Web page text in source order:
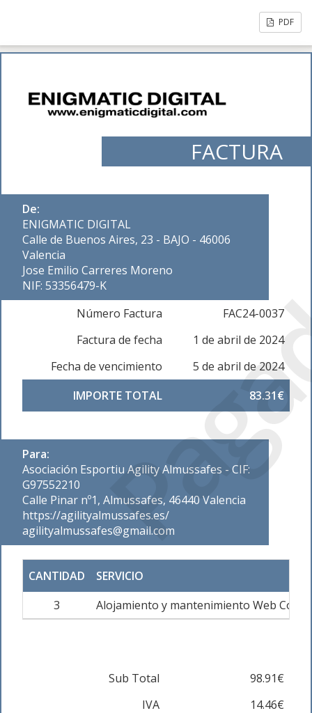
PDF
FACTURA
De:
ENIGMATIC DIGITAL
Calle de Buenos Aires, 23 - BAJO - 46006
Valencia
Jose Emilio Carreres Moreno
NIF: 53356479-K
Número Factura
FAC24-0037
Factura de fecha
1 de abril de 2024
Fecha de vencimiento
5 de abril de 2024
IMPORTE TOTAL
83.31€
Para:
Asociación Esportiu Agility Almussafes - CIF:
G97552210
Calle Pinar nº1, Almussafes, 46440 Valencia
https://agilityalmussafes.es/
agilityalmussafes@gmail.com
CANTIDAD
SERVICIO
3
Alojamiento y mantenimiento Web
Sub Total
98.91€
IVA
14.46€